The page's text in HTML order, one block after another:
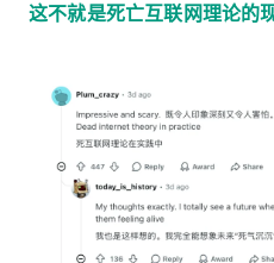
这不就是死亡互联网理论的